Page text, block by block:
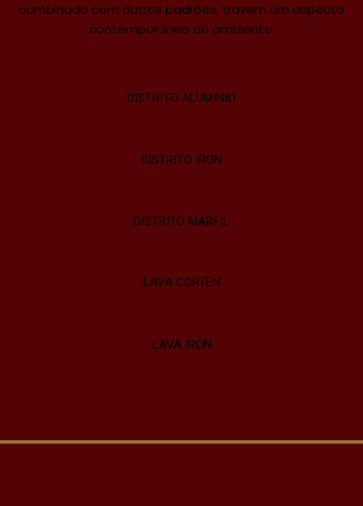
combinado com outros padrões, trazem um aspecto
contemporâneo ao ambiente.
DISTRITO ALUMINIO
DISTRITO IRON
DISTRITO MARFIL
LAVA CORTEN
LAVA IRON